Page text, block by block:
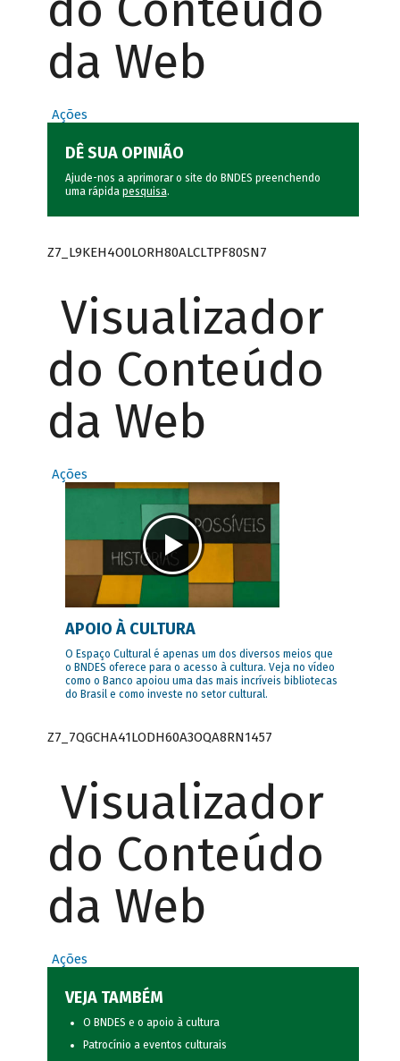
da Web
Ações
DÊ SUA OPINIÃO
Ajude-nos a aprimorar o site do BNDES preenchendo
uma rápida pesquisa.
Z7_L9KEH4O0LORH80ALCLTPF80SN7
Visualizador
do Conteúdo
da Web
Ações
APOIO À CULTURA
O Espaço Cultural é apenas um dos diversos meios que
o BNDES oferece para o acesso à cultura. Veja no vídeo
como o Banco apoiou uma das mais incríveis bibliotecas
do Brasil e como investe no setor cultural.
Z7_7QGCHA41LODH60A3OQA8RN1457
Visualizador
do Conteúdo
da Web
Ações
VEJA TAMBÉM
O BNDES e o apoio à cultura
Patrocínio a eventos culturais